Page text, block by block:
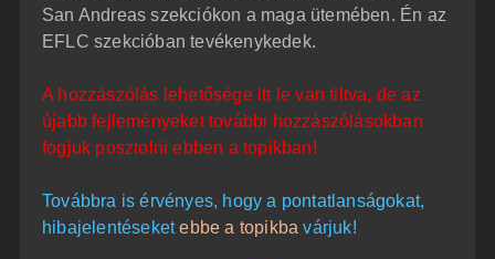
San Andreas szekciókon a maga ütemében. Én az
EFLC szekcióban tevékenykedek.
A hozzászólás lehetősége itt le van tiltva, de az
újabb fejleményeket további hozzászólásokban
fogjuk posztolni ebben a topikban!
Továbbra is érvényes, hogy a pontatlanságokat,
hibajelentéseketebbe a topikba várjuk!